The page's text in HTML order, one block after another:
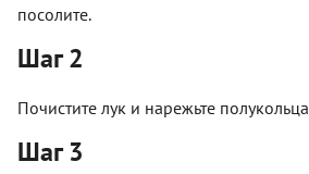
посолите.
Шаг 2
Почистите лук и нарежьте
Шаг 3